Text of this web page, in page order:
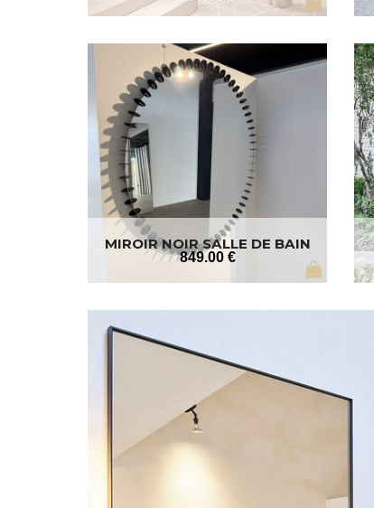
MIROIR NOIR SALLE DE BAIN
849.00 €